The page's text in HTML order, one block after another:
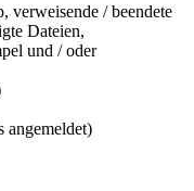
verweisende / beendete
Dateien,
und / oder
angemeldet)